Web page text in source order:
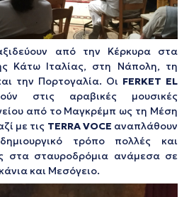
από την Κέρκυρα στα
Κάτω Ιταλίας, στη Νάπολη, τη
την Πορτογαλία. Οι FERKET EL
στις αραβικές μουσικές
από το Μαγκρέμπ ως τη Μέση
με τις TERRA VOCE αναπλάθουν
τρόπο πολλές και
στα σταυροδρόμια ανάμεσα σε
και Μεσόγειο.